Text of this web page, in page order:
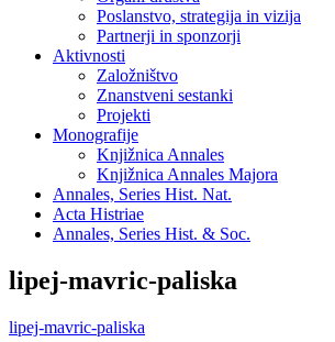
Poslanstvo, strategija in vizija
Partnerji in sponzorji
Aktivnosti
Založništvo
Znanstveni sestanki
Projekti
Monografije
Knjižnica Annales
Knjižnica Annales Majora
Annales, Series Hist. Nat.
Acta Histriae
Annales, Series Hist. & Soc.
lipej-mavric-paliska
lipej-mavric-paliska